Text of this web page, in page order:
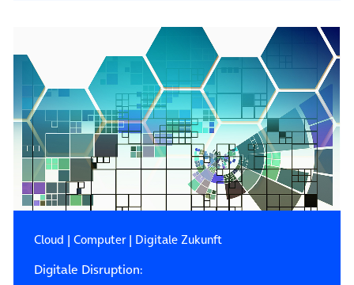
Cloud | Computer| Digitale Zukunft
Digitale Disruption: